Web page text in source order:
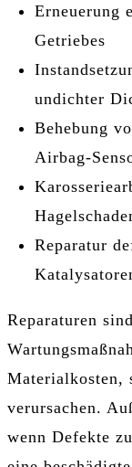
Erneuerung
Getriebes
undichter
Behebung
Airbag-
Reparatur
Reparaturen
Materialkosten,
verursachen.
wenn Defekte